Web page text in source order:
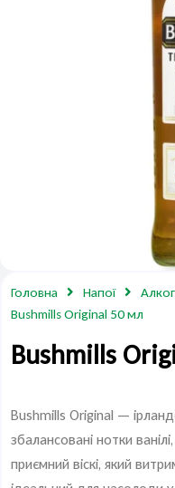
Головна Напої
Bushmills Original 50 мл
Bushmills
Bushmills Original —
збалансовані нотки
приємний віскі, який